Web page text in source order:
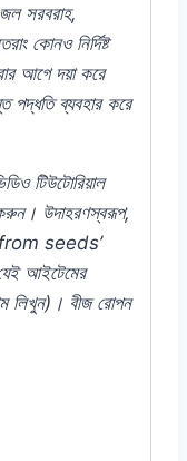
জল সরবরাহ,
কোনও নির্দিষ্ট
আগে দয়া করে
পদ্ধতি ব্যবহার করে
টিউটোরিয়াল
উদাহরণস্বরূপ,
seeds’
আইটেমের
লিখুন) । বীজরোপন